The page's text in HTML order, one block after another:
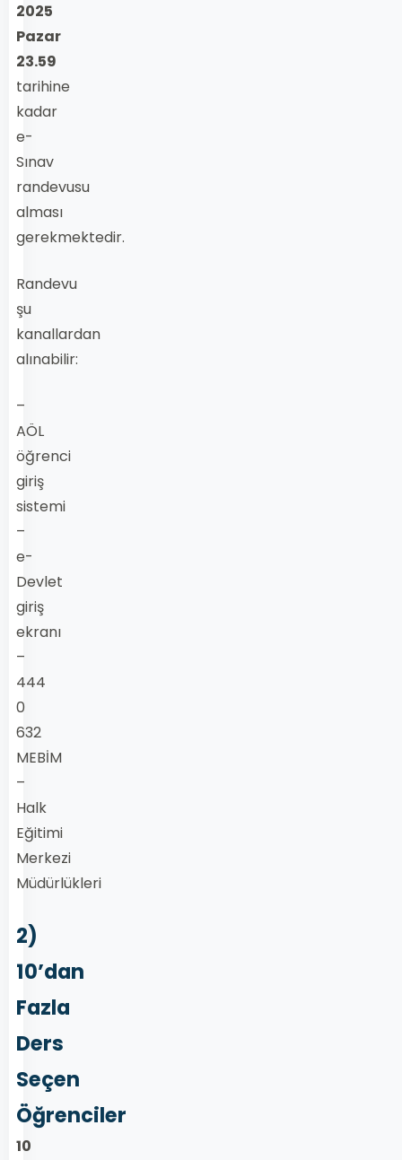
2025
Pazar
23.59
tarihine
kadar
e-
Sınav
randevusu
alması
gerekmektedir.
Randevu
şu
kanallardan
alınabilir:
–
AÖL
öğrenci
giriş
sistemi
–
e-
Devlet
giriş
ekranı
–
444
0
632
MEBİM
–
Halk
Eğitimi
Merkezi
Müdürlükleri
2)
10’dan
Fazla
Ders
Seçen
Öğrenciler
10